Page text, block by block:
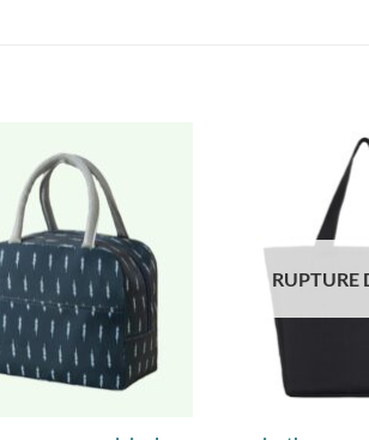
RUPTURE